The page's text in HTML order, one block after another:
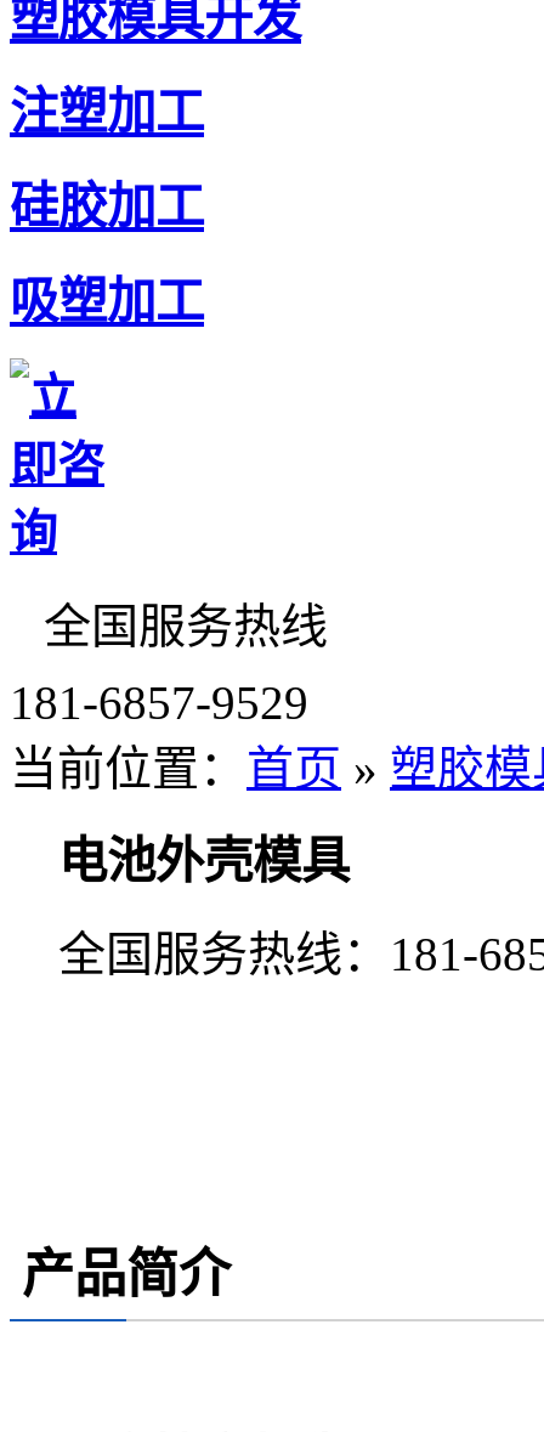
塑胶模具开发
注塑加工
硅胶加工
吸塑加工
全国服务热线
181-6857-9529
当前位置： 首页 » 塑胶
电池外壳模具
全国服务热线： 181-
产品简介